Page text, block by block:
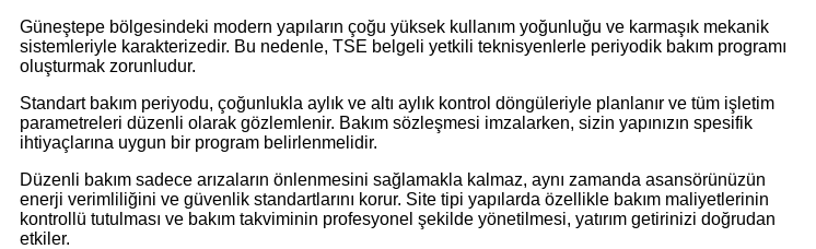
Güneştepe bölgesindeki modern yapıların çoğu yüksek kullanım yoğunluğu ve karmaşık mekanik
sistemleriyle karakterizedir. Bu nedenle, TSE belgeli yetkili teknisyenlerle periyodik bakım programı
oluşturmak zorunludur.
Standart bakım periyodu, çoğunlukla aylık ve altı aylık kontrol döngüleriyle planlanır ve tüm işletim
parametreleri düzenli olarak gözlemlenir. Bakım sözleşmesi imzalarken, sizin yapınızın spesifik
ihtiyaçlarına uygun bir program belirlenmelidir.
Düzenli bakım sadece arızaların önlenmesini sağlamakla kalmaz, aynı zamanda asansörünüzün
enerji verimliliğini ve güvenlik standartlarını korur. Site tipi yapılarda özellikle bakım maliyetlerinin
kontrollü tutulması ve bakım takviminin profesyonel şekilde yönetilmesi, yatırım getirinizi doğrudan
etkiler.